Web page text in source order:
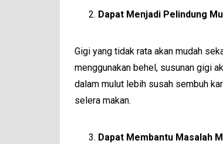
Dapat Menjadi Pelindung
Gigi yang tidak rata akan mudah
menggunakan behel, susunan gigi
dalam mulut lebih susah sembuh
selera makan.
Dapat Membantu Masalah